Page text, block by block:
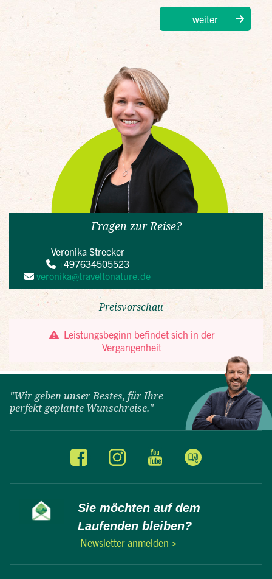
"Wir geben unser Bestes, für Ihre
perfekt geplante Wunschreise."
Sie möchten auf dem
Laufenden bleiben?
Newsletter anmelden >